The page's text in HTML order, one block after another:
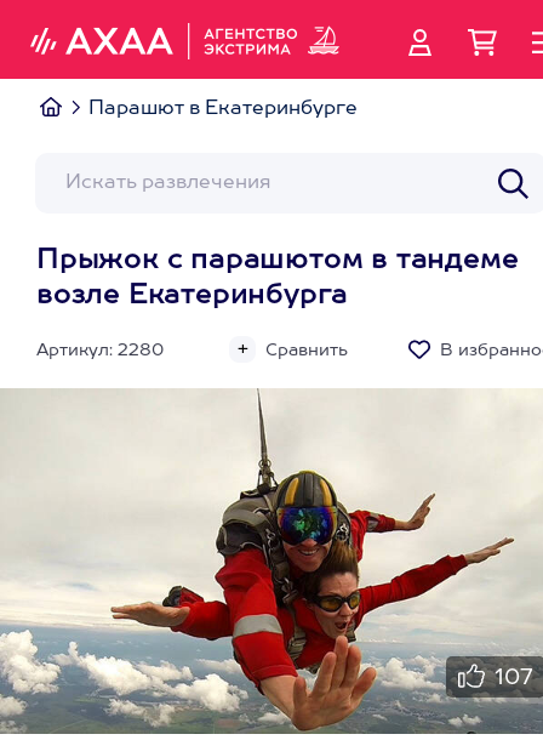
Парашют в Екатеринбурге
Прыжок с парашютом в тандеме
возле Екатеринбурга
Артикул: 2280 Сравнить В
107